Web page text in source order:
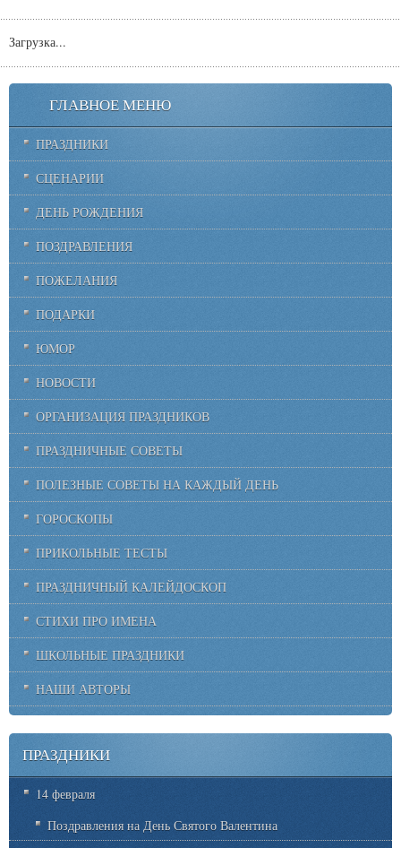
Загрузка...
ГЛАВНОЕ МЕНЮ
ПРАЗДНИКИ
СЦЕНАРИИ
ДЕНЬ РОЖДЕНИЯ
ПОЗДРАВЛЕНИЯ
ПОЖЕЛАНИЯ
ПОДАРКИ
ЮМОР
НОВОСТИ
ОРГАНИЗАЦИЯ ПРАЗДНИКОВ
ПРАЗДНИЧНЫЕ СОВЕТЫ
ПОЛЕЗНЫЕ СОВЕТЫ НА КАЖДЫЙ ДЕНЬ
ГОРОСКОПЫ
ПРИКОЛЬНЫЕ ТЕСТЫ
ПРАЗДНИЧНЫЙ КАЛЕЙДОСКОП
СТИХИ ПРО ИМЕНА
ШКОЛЬНЫЕ ПРАЗДНИКИ
НАШИ АВТОРЫ
ПРАЗДНИКИ
14 февраля
Поздравления на День Святого Валентина